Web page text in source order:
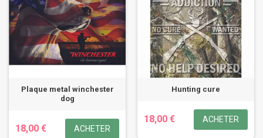
Plaque metal winchester
dog
18,00 € ACHETER
Hunting cure
18,00 € ACHETER